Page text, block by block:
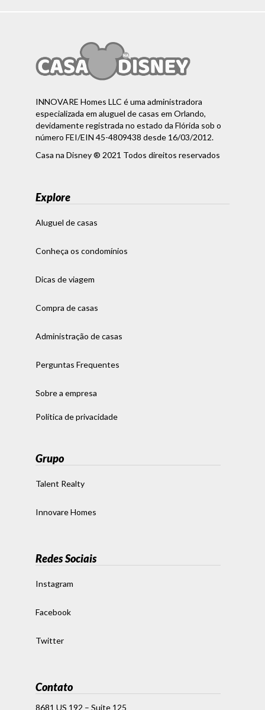
INNOVARE Homes LLC é uma administradora
especializada em aluguel de casas em Orlando,
devidamente registrada no estado da Flórida sob o
número FEI/EIN 45-4809438 desde 16/03/2012.
Casa na Disney ® 2021 Todos direitos reservados
Explore
Aluguel de casas
Conheça os condomínios
Dicas de viagem
Compra de casas
Administração de casas
Perguntas Frequentes
Sobre a empresa
Política de privacidade
Grupo
Talent Realty
Innovare Homes
Redes Sociais
Instagram
Facebook
Twitter
Contato
8681 US 192 – Suite 125